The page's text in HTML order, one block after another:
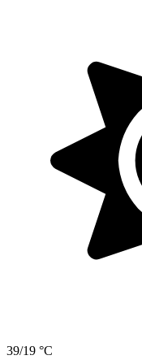
39/19 °C